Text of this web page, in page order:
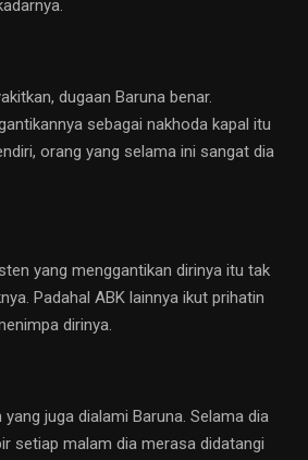
dugaan Baruna benar.
sebagai nakhoda kapal itu
orang yang selama ini sangat dia
yang menggantikan dirinya itu tak
Padahal ABK lainnya ikut prihatin
dirinya.
juga dialami Baruna. Selama dia
setiap malam dia merasa didatangi